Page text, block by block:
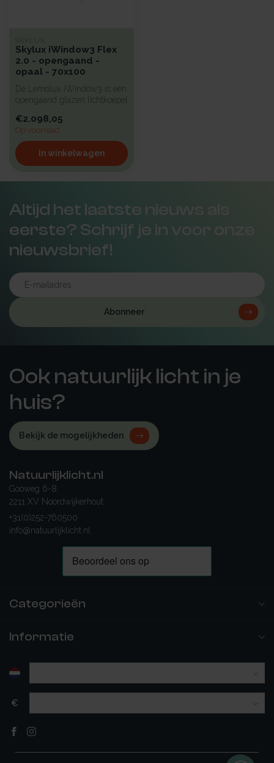
SKYLUX
Skylux iWindow3 Flex
2.0 - opengaand -
opaal - 70x100
De Lemolux iWindow3 is een
opengaand glazen lichtkoepel
€2.098,05
Op voorraad
In winkelwagen
Altijd het laatste nieuws als
eerste? Schrijf je in voor onze
nieuwsbrief!
Abonneer
Ook natuurlijk licht in je
huis?
Bekijk de mogelijkheden
Natuurlijklicht.nl
Gooweg 6-8
2211 XV Noordwijkerhout
+31(0)252-760500
info@natuurlijklicht.nl
Categorieën
Informatie
€